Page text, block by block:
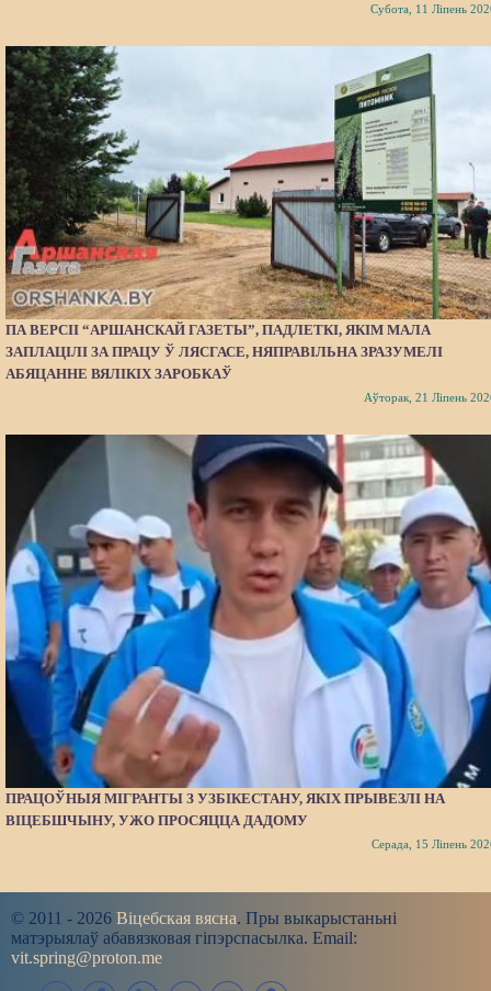
Субота, 11 Ліпень
ПА ВЕРСІІ “АРШАНСКАЙ ГАЗЕТЫ”, ПАДЛЕТКІ, ЯКІМ МАЛА
ЗАПЛАЦІЛІ ЗА ПРАЦУ Ў ЛЯСГАСЕ, НЯПРАВІЛЬНА ЗРАЗУМЕЛІ
АБЯЦАННЕ ВЯЛІКІХ ЗАРОБКАЎ
Аўторак, 21 Ліпень
ПРАЦОЎНЫЯ МІГРАНТЫ З УЗБІКЕСТАНУ, ЯКІХ ПРЫВЕЗЛІ НА
ВІЦЕБШЧЫНУ, УЖО ПРОСЯЦЦА ДАДОМУ
Серада, 15 Ліпень
© 2011 - 2026 Віцебская вясна. Пры выкарыстаньні
матэрыялаў абавязковая гіпэрспасылка. Email:
vit.spring@proton.me